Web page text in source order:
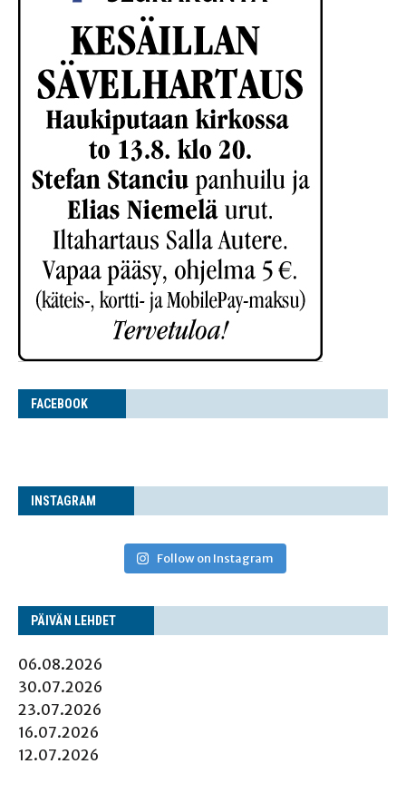
FACE­BOOK
INS­TA­GRAM
Follow on Instagram
PÄI­VÄN LEHDET
06.08.2026
30.07.2026
23.07.2026
16.07.2026
12.07.2026